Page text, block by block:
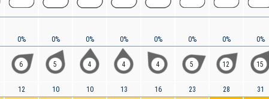
0%
6
12
0%
5
10
0%
4
10
0%
4
13
0%
4
16
0%
5
23
0%
12
28
0%
15
31